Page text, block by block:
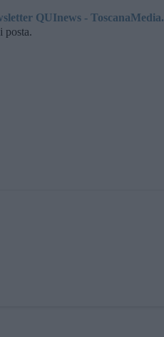
QUInews - ToscanaMedia.
posta.